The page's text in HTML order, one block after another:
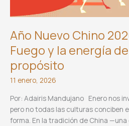
Año Nuevo Chino
Fuego y la energía
propósito
11 enero, 2026
Por: Adairis Mandujano Enero nos
pero no todas las culturas conciben
forma. En la tradición de China